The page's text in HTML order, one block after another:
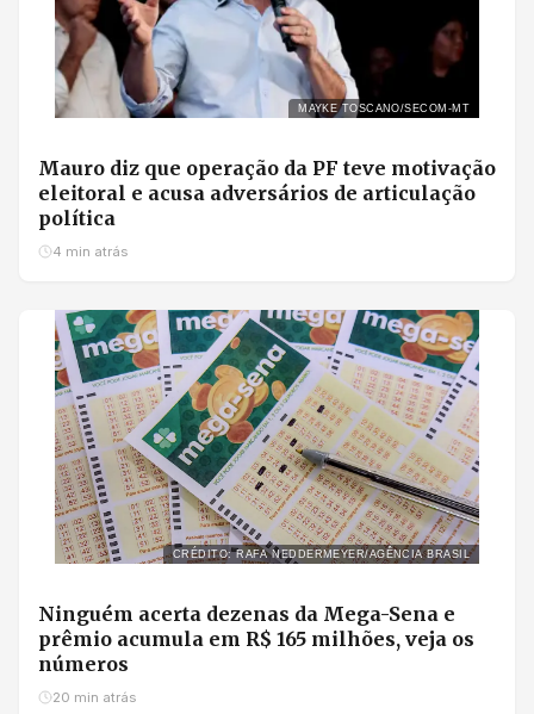
MAYKE TOSCANO/SECOM-MT
Mauro diz que operação da PF teve motivação
eleitoral e acusa adversários de articulação
política
4 min atrás
CRÉDITO: RAFA NEDDERMEYER/AGÊNCIA BRASIL
Ninguém acerta dezenas da Mega-Sena e
prêmio acumula em R$ 165 milhões, veja os
números
20 min atrás